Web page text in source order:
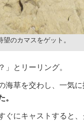
望のカマスをゲット。
」とリーリング。
海草を交わし、一気に
ぐにキャストすると